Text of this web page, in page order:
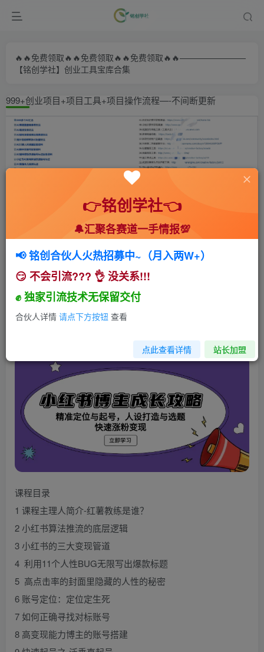
🔥🔥免费领取🔥🔥免费领取🔥🔥免费领取🔥🔥————————
【铭创学社】创业工具宝库合集
999+创业项目+项目工具+项目操作流程—-不间断更新
首页 🍻会员专享 📚综合教程 正文
小红书博主成长攻略：精准定位与起号，人设打造
与选题，快速涨粉变现
小助手
204 19
课程目录
1 课程主理人简介-红薯教练是谁？
2 小红书算法推流的底层逻辑
3 小红书的三大变现管道
4 利用11个人性BUG无限写出爆款标题
5 高点击率的封面里隐藏的人性的秘密
6 账号定位：定位定生死
7 如何正确寻找对标账号
8 高变现能力博主的账号搭建
👉铭创学社👈
🔔汇聚各赛道一手情报💯
📢 铭创合伙人火热招募中~（月入两W+）
😏 不会引流??? 👌 没关系!!!
✊ 独家引流技术无保留交付
合伙人详情 请点下方按钮 查看
点此查看详情 站长加盟